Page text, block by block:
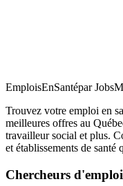
EmploisEnSantépar
Trouvez votre emploi en
meilleures offres au
travailleur social et plus.
et établissements de santé
Chercheurs d'emploi